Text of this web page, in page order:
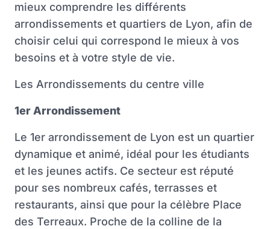
mieux comprendre les différents
arrondissements et quartiers de Lyon, afin de
choisir celui qui correspond le mieux à vos
besoins et à votre style de vie.
Les Arrondissements du centre ville
1er Arrondissement
Le 1er arrondissement de Lyon est un quartier
dynamique et animé, idéal pour les étudiants
et les jeunes actifs. Ce secteur est réputé
pour ses nombreux cafés, terrasses et
restaurants, ainsi que pour la célèbre Place
des Terreaux. Proche de la colline de la